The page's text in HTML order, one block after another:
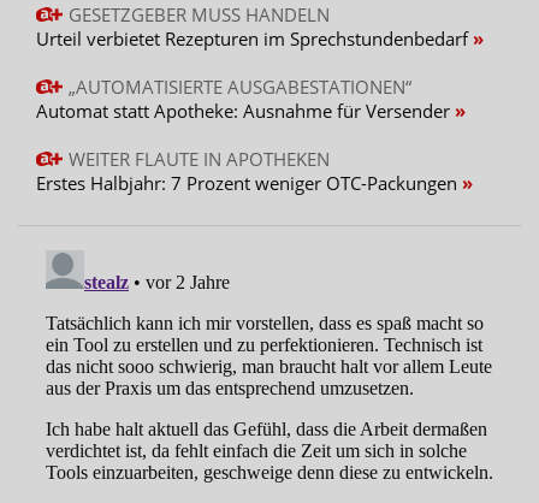
GESETZGEBER MUSS HANDELN
Urteil verbietet Rezepturen im Sprechstundenbedarf
„AUTOMATISIERTE AUSGABESTATIONEN“
Automat statt Apotheke: Ausnahme für Versender
WEITER FLAUTE IN APOTHEKEN
Erstes Halbjahr: 7 Prozent weniger OTC-Packungen